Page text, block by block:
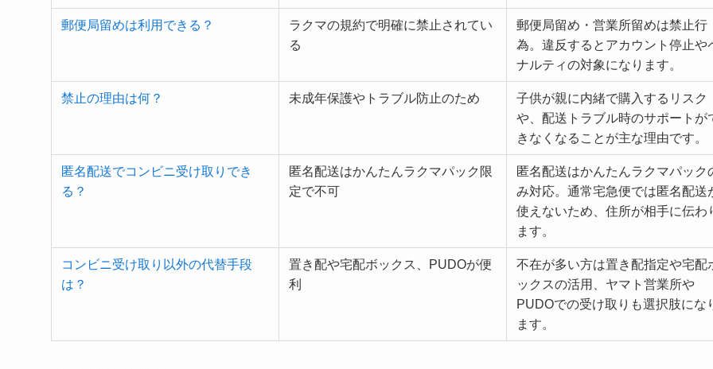
郵便局留めは利用できる？
ラクマの規約で明確に禁止されてい
る
郵便局留め・営業所留めは禁止行
為。違反するとアカウント停止や
ナルティの対象になります。
禁止の理由は何？ 未成年保護やトラブル防止のため
子供が親に内緒で購入するリスク
や、配送トラブル時のサポートが
きなくなることが主な理由です。
匿名配送でコンビニ受け取りでき
る？
匿名配送はかんたんラクマパック限
定で不可
匿名配送はかんたんラクマパック
み対応。通常宅急便では匿名配送
使えないため、住所が相手に伝わ
ます。
コンビニ受け取り以外の代替手段
は？
置き配や宅配ボックス、PUDOが便
利
不在が多い方は置き配指定や宅配
ックスの活用、ヤマト営業所や
PUDOでの受け取りも選択肢にな
ます。